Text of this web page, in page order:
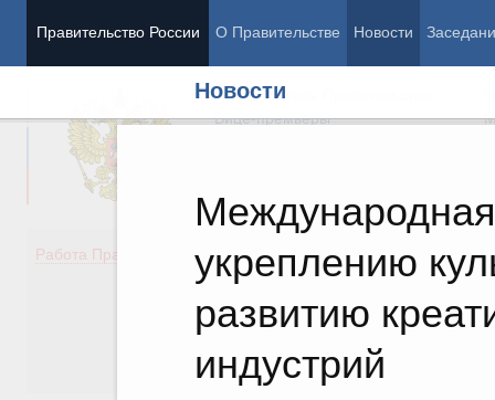
Правительство России О Правительстве Новости
Новости
укреплению
развитию
индустрий
Председатель Правительства
Вице-премьеры
Работа Правительства
Демография
Здоровье
Культура
Государство